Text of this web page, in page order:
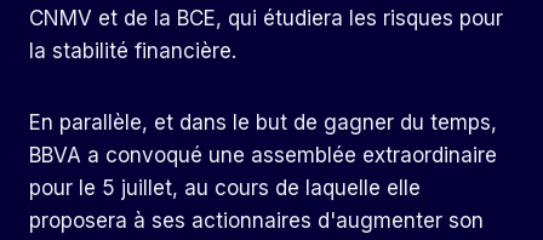
CNMV et de la BCE, qui étudiera les risques pour
la stabilité financière.
En parallèle, et dans le but de gagner du temps,
BBVA a convoqué une assemblée extraordinaire
pour le 5 juillet, au cours de laquelle elle
proposera à ses actionnaires d'augmenter son